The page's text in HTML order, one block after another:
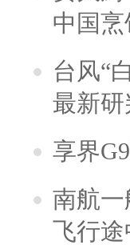
中国
台风“
最新研
享界
南航
飞行途